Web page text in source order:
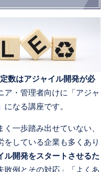
数はアジャイル開発が必
ア・管理者向けに「アジャ
なる講座です。
一歩踏み出せていない、
をしている企業も多くあり
ル開発をスタートさせるた
敗例とその対応」「よくあ